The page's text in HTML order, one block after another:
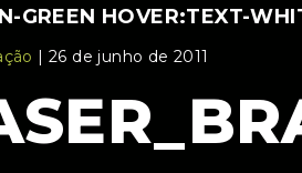
GREEN HOVER:TEXT-
| 26 de junho de 2011